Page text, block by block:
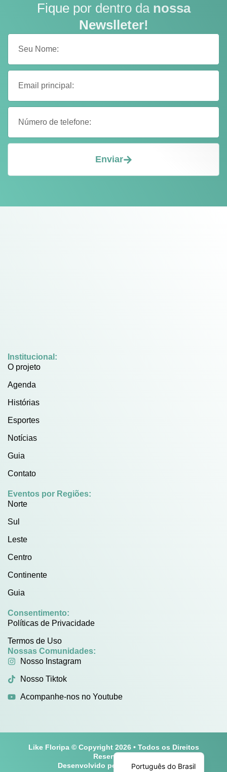
Fique por dentro da nossa
Newslleter!
Enviar
Institucional:
O projeto
Agenda
Histórias
Esportes
Notícias
Guia
Contato
Eventos por Regiões:
Norte
Sul
Leste
Centro
Continente
Guia
Consentimento:
Políticas de Privacidade
Termos de Uso
Nossas Comunidades:
Nosso Instagram
Nosso Tiktok
Acompanhe-nos no Youtube
Like Floripa © Copyright 2026 • Todos os Direitos
Reservados
Desenvolvido por
Play One Cine
Português do Brasil
English